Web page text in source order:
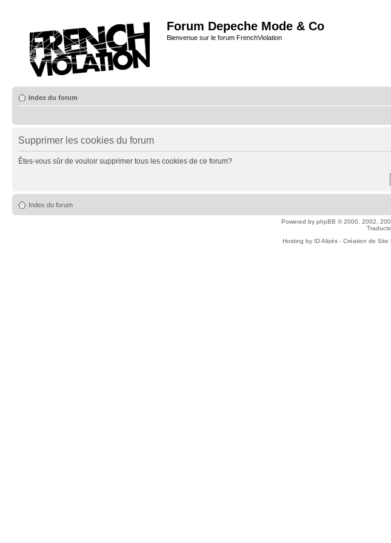
Forum Depeche Mode & Co
Bienvenue sur le forum FrenchViolation
Index du forum
Supprimer les cookies du forum
Êtes-vous sûr de vouloir supprimer tous les cookies de ce forum?
Index du forum
Powered by phpBB © 2000, 2002,
Hosting by ID Alizés - Création de